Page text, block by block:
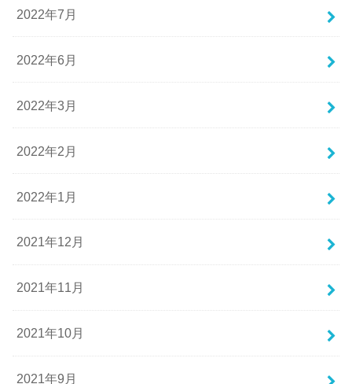
2022年7月
2022年6月
2022年3月
2022年2月
2022年1月
2021年12月
2021年11月
2021年10月
2021年9月